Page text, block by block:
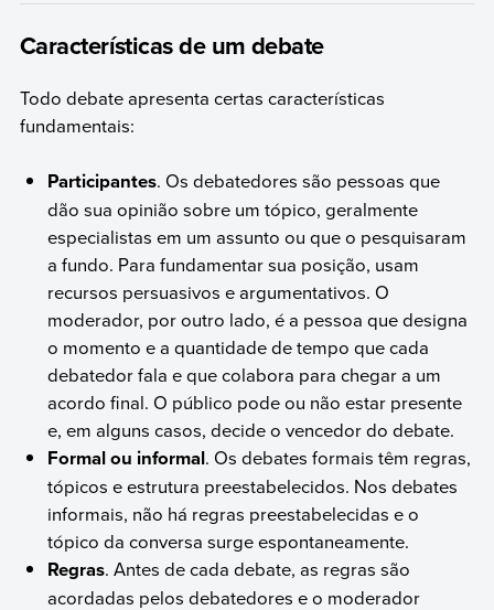
Características de um debate
Todo debate apresenta certas características
fundamentais:
Participantes. Os debatedores são pessoas que
dão sua opinião sobre um tópico, geralmente
especialistas em um assunto ou que o pesquisaram
a fundo. Para fundamentar sua posição, usam
recursos persuasivos e argumentativos. O
moderador, por outro lado, é a pessoa que designa
o momento e a quantidade de tempo que cada
debatedor fala e que colabora para chegar a um
acordo final. O público pode ou não estar presente
e, em alguns casos, decide o vencedor do debate.
Formal ou informal. Os debates formais têm regras,
tópicos e estrutura preestabelecidos. Nos debates
informais, não há regras preestabelecidas e o
tópico da conversa surge espontaneamente.
Regras. Antes de cada debate, as regras são
acordadas pelos debatedores e o moderador